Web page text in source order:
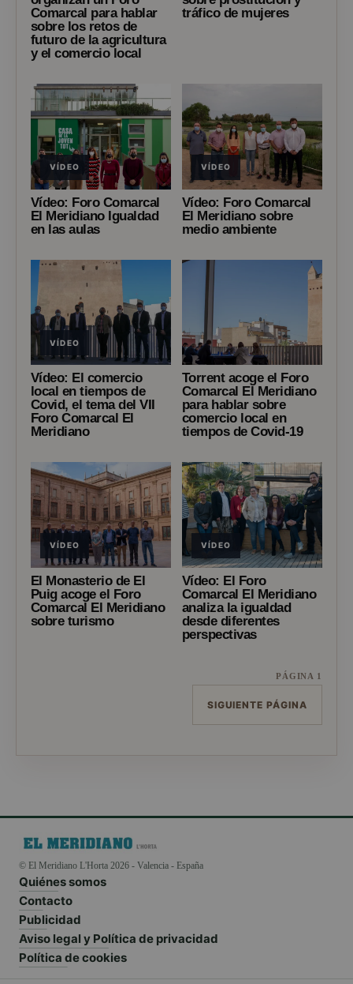
Comarcal para hablar
sobre los retos de
futuro de la agricultura
y el comercio local
tráfico de mujeres
VÍDEO
Vídeo: Foro Comarcal
El Meridiano Igualdad
en las aulas
VÍDEO
Vídeo: Foro Comarcal
El Meridiano sobre
medio ambiente
VÍDEO
Vídeo: El comercio
local en tiempos de
Covid, el tema del VII
Foro Comarcal El
Meridiano
Torrent acoge el Foro
Comarcal El Meridiano
para hablar sobre
comercio local en
tiempos de Covid-19
VÍDEO
El Monasterio de El
Puig acoge el Foro
Comarcal El Meridiano
sobre turismo
VÍDEO
Vídeo: El Foro
Comarcal El Meridiano
analiza la igualdad
desde diferentes
perspectivas
PÁGINA 1
SIGUIENTE PÁGINA
© El Meridiano L'Horta 2026 - Valencia - España
Quiénes somos
Contacto
Publicidad
Aviso legal y Política de privacidad
Política de cookies